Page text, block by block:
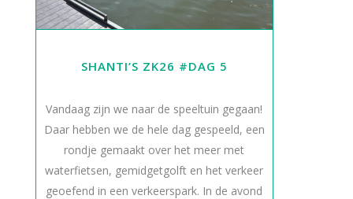
SHANTI’S ZK26 #DAG 5
Vandaag zijn we naar de speeltuin gegaan!
Daar hebben we de hele dag gespeeld, een
rondje gemaakt over het meer met
waterfietsen, gemidgetgolft en het verkeer
geoefend in een verkeerspark. In de avond